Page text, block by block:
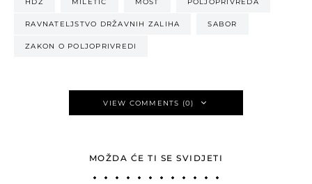
HDZ MILETIĆ MOST POLJOPRIVREDA
RAVNATELJSTVO DRŽAVNIH ZALIHA SABOR
ZAKON O POLJOPRIVREDI
VIEW COMMENTS (0)
MOŽDA ĆE TI SE SVIDJETI